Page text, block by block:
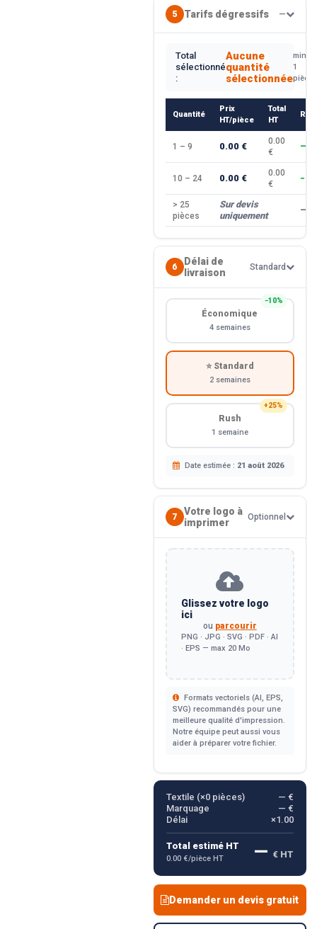
5 Tarifs dégressifs —
Total
sélectionné
:
Aucune
quantité
sélectionnée
min.
1
pièce
Quantité
Prix
HT/pièce
Total
HT
1 – 9 0.00 €
0.00
€
—
10 – 24 0.00 €
0.00
€
> 25
pièces
Sur devis
uniquement
—
6
Délai de
livraison
Standard
−10%
Économique
4 semaines
⭐ Standard
2 semaines
+25%
Rush
1 semaine
Date estimée : 21 août 2026
7
Votre logo à
imprimer
Optionnel
Glissez votre logo
ici
ou parcourir
PNG · JPG · SVG · PDF · AI
· EPS — max 20 Mo
Formats vectoriels (AI, EPS,
SVG) recommandés pour une
meilleure qualité d'impression.
Notre équipe peut aussi vous
aider à préparer votre fichier.
Textile (×0pièces)
— €
Marquage
— €
Délai
×1.00
Total estimé HT
0.00 €/pièce HT — € HT
Demander un devis gratuit